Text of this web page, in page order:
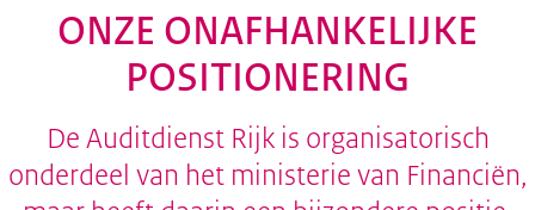
ONZE ONAFHANKELIJKE
POSITIONERING
De Auditdienst Rijk is organisatorisch
onderdeel van het ministerie van Financiën,